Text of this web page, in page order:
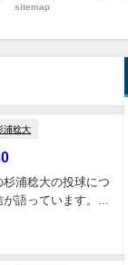
sitemap
浦稔大
浦稔大の投球につ
語っています。...